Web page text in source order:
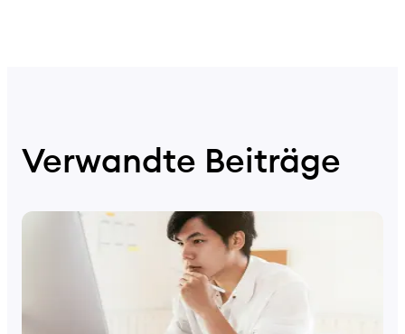
Verwandte Beiträge